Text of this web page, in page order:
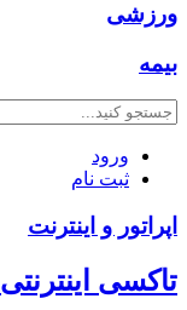
ورزشی
بیمه
ورود
ثبت نام
اپراتور و اینترنت
تاکسی اینترنتی